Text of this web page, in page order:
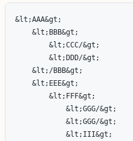
&lt;AAA&gt;
    &lt;BBB&gt;
        &lt;CCC/&gt;
        &lt;DDD/&gt;
    &lt;/BBB&gt;
    &lt;EEE&gt;
        &lt;FFF&gt;
            &lt;GGG/&gt;
            &lt;GGG/&gt;
            &lt;III&gt;